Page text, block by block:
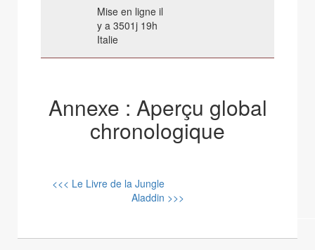
Mise en ligne il
y a 3501j 19h
Italie
Annexe : Aperçu global
chronologique
<<< Le Livre de la Jungle
Aladdin >>>